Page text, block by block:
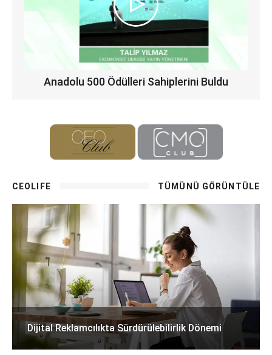
Anadolu 500 Ödülleri Sahiplerini Buldu
CEOLIFE TÜMÜNÜ GÖRÜNTÜLE
Dijital Reklamcılıkta Sürdürülebilirlik Dönemi